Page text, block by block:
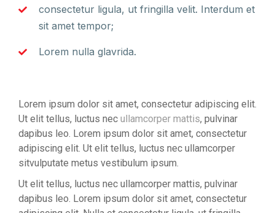
consectetur ligula, ut fringilla velit. Interdum et
sit amet tempor;
Lorem nulla glavrida.
Lorem ipsum dolor sit amet, consectetur adipiscing elit.
Ut elit tellus, luctus nec ullamcorper mattis, pulvinar
dapibus leo. Lorem ipsum dolor sit amet, consectetur
adipiscing elit. Ut elit tellus, luctus nec ullamcorper
sitvulputate metus vestibulum ipsum.
Ut elit tellus, luctus nec ullamcorper mattis, pulvinar
dapibus leo. Lorem ipsum dolor sit amet, consectetur